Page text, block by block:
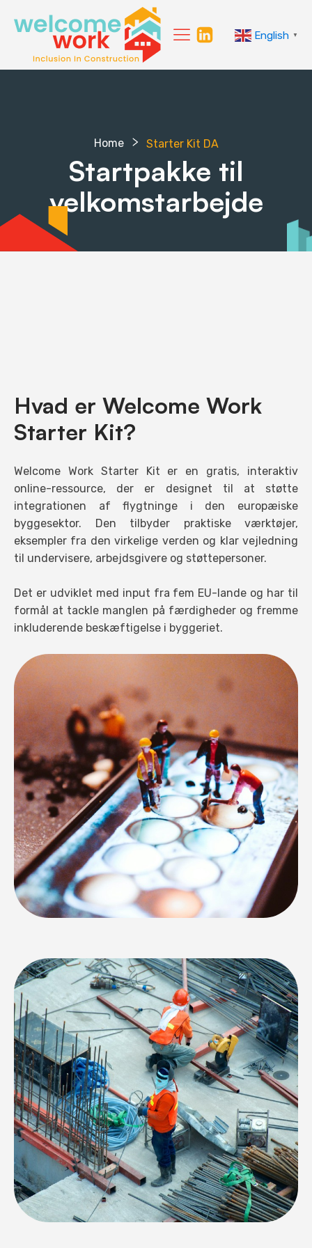
English ▼
Home Starter Kit DA
Startpakke til
velkomstarbejde
Hvad er Welcome Work
Starter Kit?
Welcome Work Starter Kit er en gratis, interaktiv
online-ressource, der er designet til at støtte
integrationen af flygtninge i den europæiske
byggesektor. Den tilbyder praktiske værktøjer,
eksempler fra den virkelige verden og klar vejledning
til undervisere, arbejdsgivere og støttepersoner.
Det er udviklet med input fra fem EU-lande og har til
formål at tackle manglen på færdigheder og fremme
inkluderende beskæftigelse i byggeriet.